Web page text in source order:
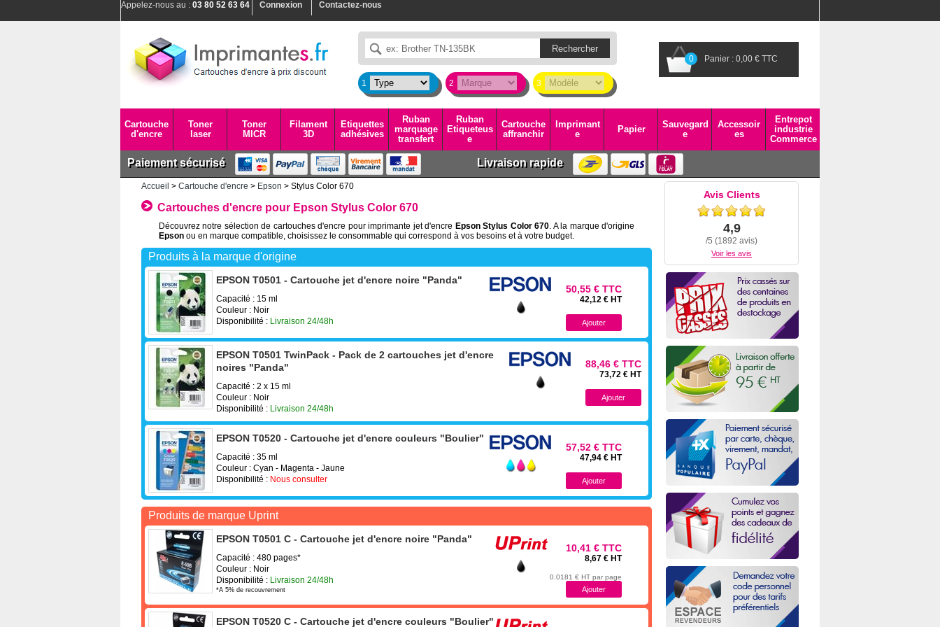
Appelez-nous au : 03 80 52 63 64 Connexion Contactez-nous
1 2 3
0 Panier : 0,00 € TTC
Cartouche
d'encre
Toner
laser
Toner
MICR
Filament
3D
Etiquettes
adhésives
Ruban
marquage
transfert
Ruban
Etiqueteus
e
Cartouche
affranchir
Imprimant
e
Papier
Sauvegard
e
Accessoir
es
Entrepot
industrie
Commerce
Paiement sécurisé Livraison rapide
Accueil > Cartouche d'encre > Epson > Stylus Color 670
Cartouches d'encre pour Epson Stylus Color 670
Découvrez notre sélection de cartouches d'encre pour imprimante jet d'encre Epson Stylus Color 670 . A la marque d'origine
Epson ou en marque compatible, choisissez le consommable qui correspond à vos besoins et à votre budget.
Produits à la marque d'origine
EPSON T0501 - Cartouche jet d'encre noire "Panda"
Capacité : 15 ml
Couleur : Noir
Disponibilité : Livraison 24/48h
50,55 € TTC
42,12 € HT
EPSON T0501 TwinPack - Pack de 2 cartouches jet d'encre
noires "Panda"
Capacité : 2 x 15 ml
Couleur : Noir
Disponibilité : Livraison 24/48h
88,46 € TTC
73,72 € HT
EPSON T0520 - Cartouche jet d'encre couleurs "Boulier"
Capacité : 35 ml
Couleur : Cyan - Magenta - Jaune
Disponibilité : Nous consulter
57,52 € TTC
47,94 € HT
Produits de marque Uprint
EPSON T0501 C - Cartouche jet d'encre noire "Panda"
Capacité : 480 pages*
Couleur : Noir
Disponibilité : Livraison 24/48h
*A 5% de recouvrement
10,41 € TTC
8,67 € HT
0.0181 € HT par page
EPSON T0520 C - Cartouche jet d'encre couleurs "Boulier"
Avis Clients
4,9
/5 (1892 avis)
Voir les avis